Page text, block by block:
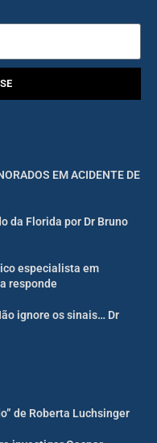
EM ACIDENTE DE
da Florida por Dr Bruno
especialista em
responde
ignore os sinais… Dr
de Roberta Luchsinger